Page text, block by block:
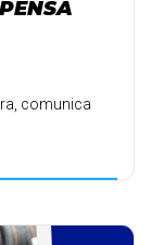
comunica